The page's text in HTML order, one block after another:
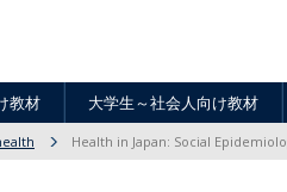
教材 大学生～社会人向け教材
Health in Japan: Social